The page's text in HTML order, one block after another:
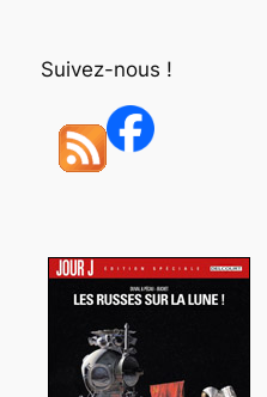
Suivez-nous !